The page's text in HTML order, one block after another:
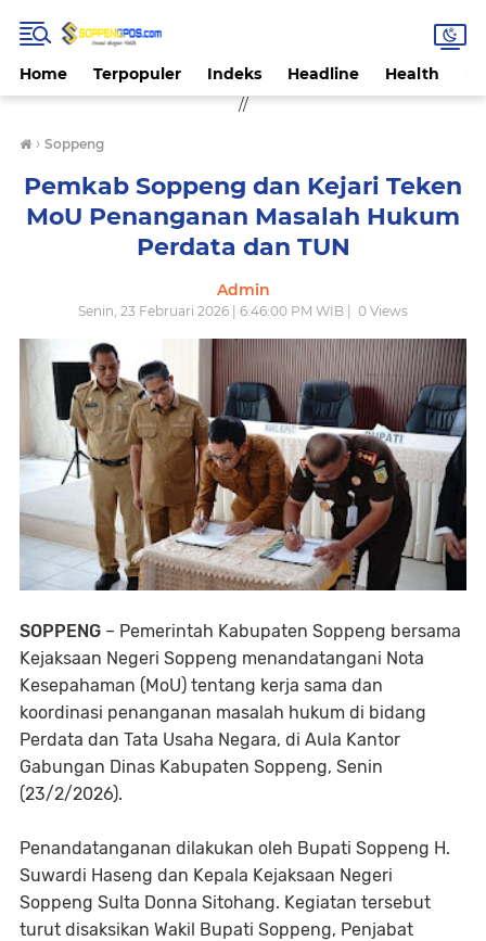
Home Terpopuler Indeks Headline Health
//
› Soppeng
Pemkab Soppeng dan Kejari Teken
MoU Penanganan Masalah Hukum
Perdata dan TUN
Admin
Senin, 23 Februari 2026 | 6:46:00 PM WIB | 0 Views
SOPPENG – Pemerintah Kabupaten Soppeng bersama
Kejaksaan Negeri Soppeng menandatangani Nota
Kesepahaman (MoU) tentang kerja sama dan
koordinasi penanganan masalah hukum di bidang
Perdata dan Tata Usaha Negara, di Aula Kantor
Gabungan Dinas Kabupaten Soppeng, Senin
(23/2/2026).
Penandatanganan dilakukan oleh Bupati Soppeng H.
Suwardi Haseng dan Kepala Kejaksaan Negeri
Soppeng Sulta Donna Sitohang. Kegiatan tersebut
turut disaksikan Wakil Bupati Soppeng, Penjabat